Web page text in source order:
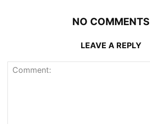
NO COMMENTS
LEAVE A REPLY